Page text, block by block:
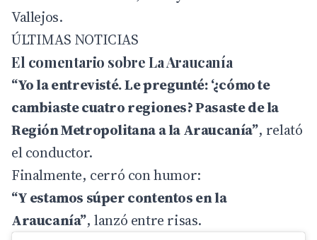
Vallejos.
ÚLTIMAS NOTICIAS
El comentario sobre La Araucanía
“Yo la entrevisté. Le pregunté: ‘¿cómo te
cambiaste cuatro regiones? Pasaste de la
Región Metropolitana a la Araucanía”, relató
el conductor.
Finalmente, cerró con humor:
“Y estamos súper contentos en la
Araucanía”, lanzó entre risas.